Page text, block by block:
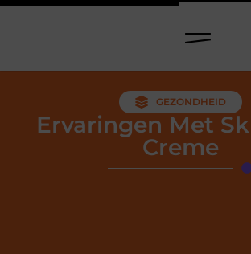
GEZONDHEID
Ervaringen Met
Creme